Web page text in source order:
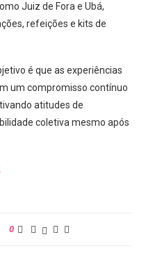
Juiz de Fora e Ubá,
refeições e kits de
é que as experiências
um compromisso contínuo
atitudes de
coletiva mesmo após
0